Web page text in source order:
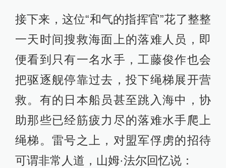
接下来，这位“和气的指挥官”花了整整
一天时间搜救海面上的落难人员，即
便看到只有一名水手，工藤俊作也会
把驱逐舰停靠过去，投下绳梯展开营
救。有的日本船员甚至跳入海中，协
助那些已经筋疲力尽的落难水手爬上
绳梯。雷号之上，对盟军俘虏的招待
可谓非常人道，山姆·法尔回忆说：